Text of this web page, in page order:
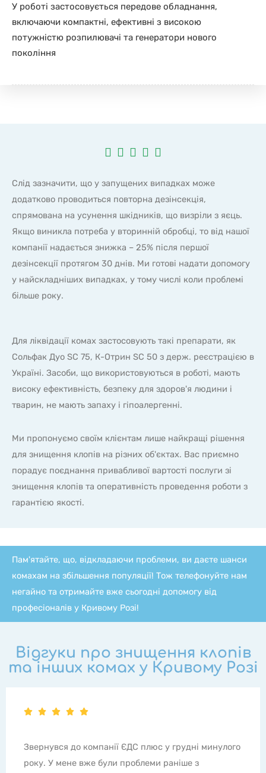
У роботі застосовується передове обладнання,
включаючи компактні, ефективні з високою
потужністю розпилювачі та генератори нового
покоління
    
Слід зазначити, що у запущених випадках може
додатково проводиться повторна дезінсекція,
спрямована на усунення шкідників, що визріли з яєць.
Якщо виникла потреба у вторинній обробці, то від нашої
компанії надається знижка – 25% після першої
дезінсекції протягом 30 днів. Ми готові надати допомогу
у найскладніших випадках, у тому числі коли проблемі
більше року.
Для ліквідації комах застосовують такі препарати, як
Сольфак Дуо SC 75, К-Отрин SC 50 з держ. реєстрацією в
Україні. Засоби, що використовуються в роботі, мають
високу ефективність, безпеку для здоров'я людини і
тварин, не мають запаху і гіпоалергенні.
Ми пропонуємо своїм клієнтам лише найкращі рішення
для знищення клопів на різних об'єктах. Вас приємно
порадує поєднання привабливої вартості послуги зі
знищення клопів та оперативність проведення роботи з
гарантією якості.
Пам'ятайте, що, відкладаючи проблеми, ви даєте шанси
комахам на збільшення популяції! Тож телефонуйте нам
негайно та отримайте вже сьогодні допомогу від
професіоналів у Кривому Розі!
Відгуки про знищення клопів
та інших комах у Кривому Розі
Все супер! Хлопці молодці! Моя проблема в тому,
що на балконі постійно були бджоли, а ще долали